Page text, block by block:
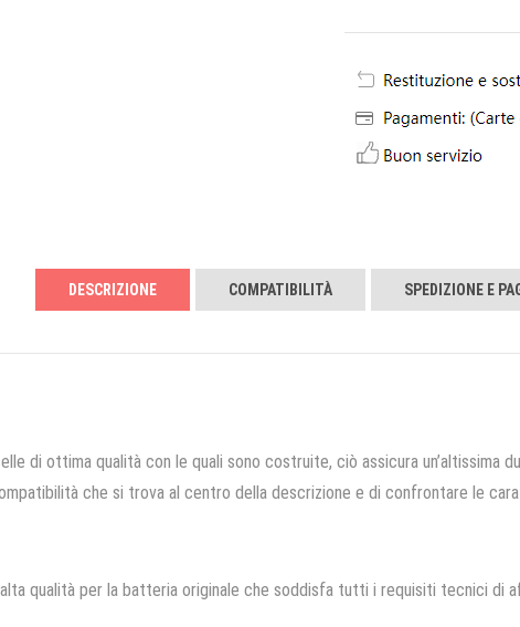
DESCRIZIONE COMPATIBILITÀ SPEDIZIONE E
di ottima qualità con le quali sono costruite, ciò assicura
che si trova al centro della descrizione e di confrontare le
qualità per la batteria originale che soddisfa tutti i requisiti tecnici di